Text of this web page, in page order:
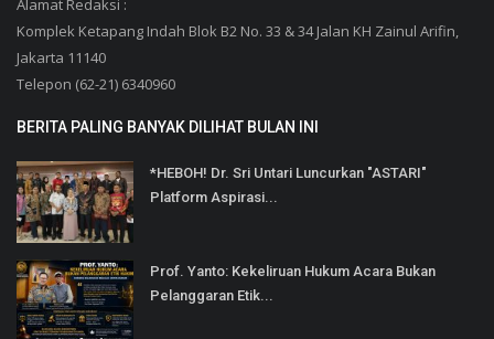
Alamat Redaksi :
Komplek Ketapang Indah Blok B2 No. 33 & 34 Jalan KH Zainul Arifin,
Jakarta 11140
Telepon (62-21) 6340960
BERITA PALING BANYAK DILIHAT BULAN INI
*HEBOH! Dr. Sri Untari Luncurkan "ASTARI"
Platform Aspirasi...
Prof. Yanto: Kekeliruan Hukum Acara Bukan
Pelanggaran Etik...